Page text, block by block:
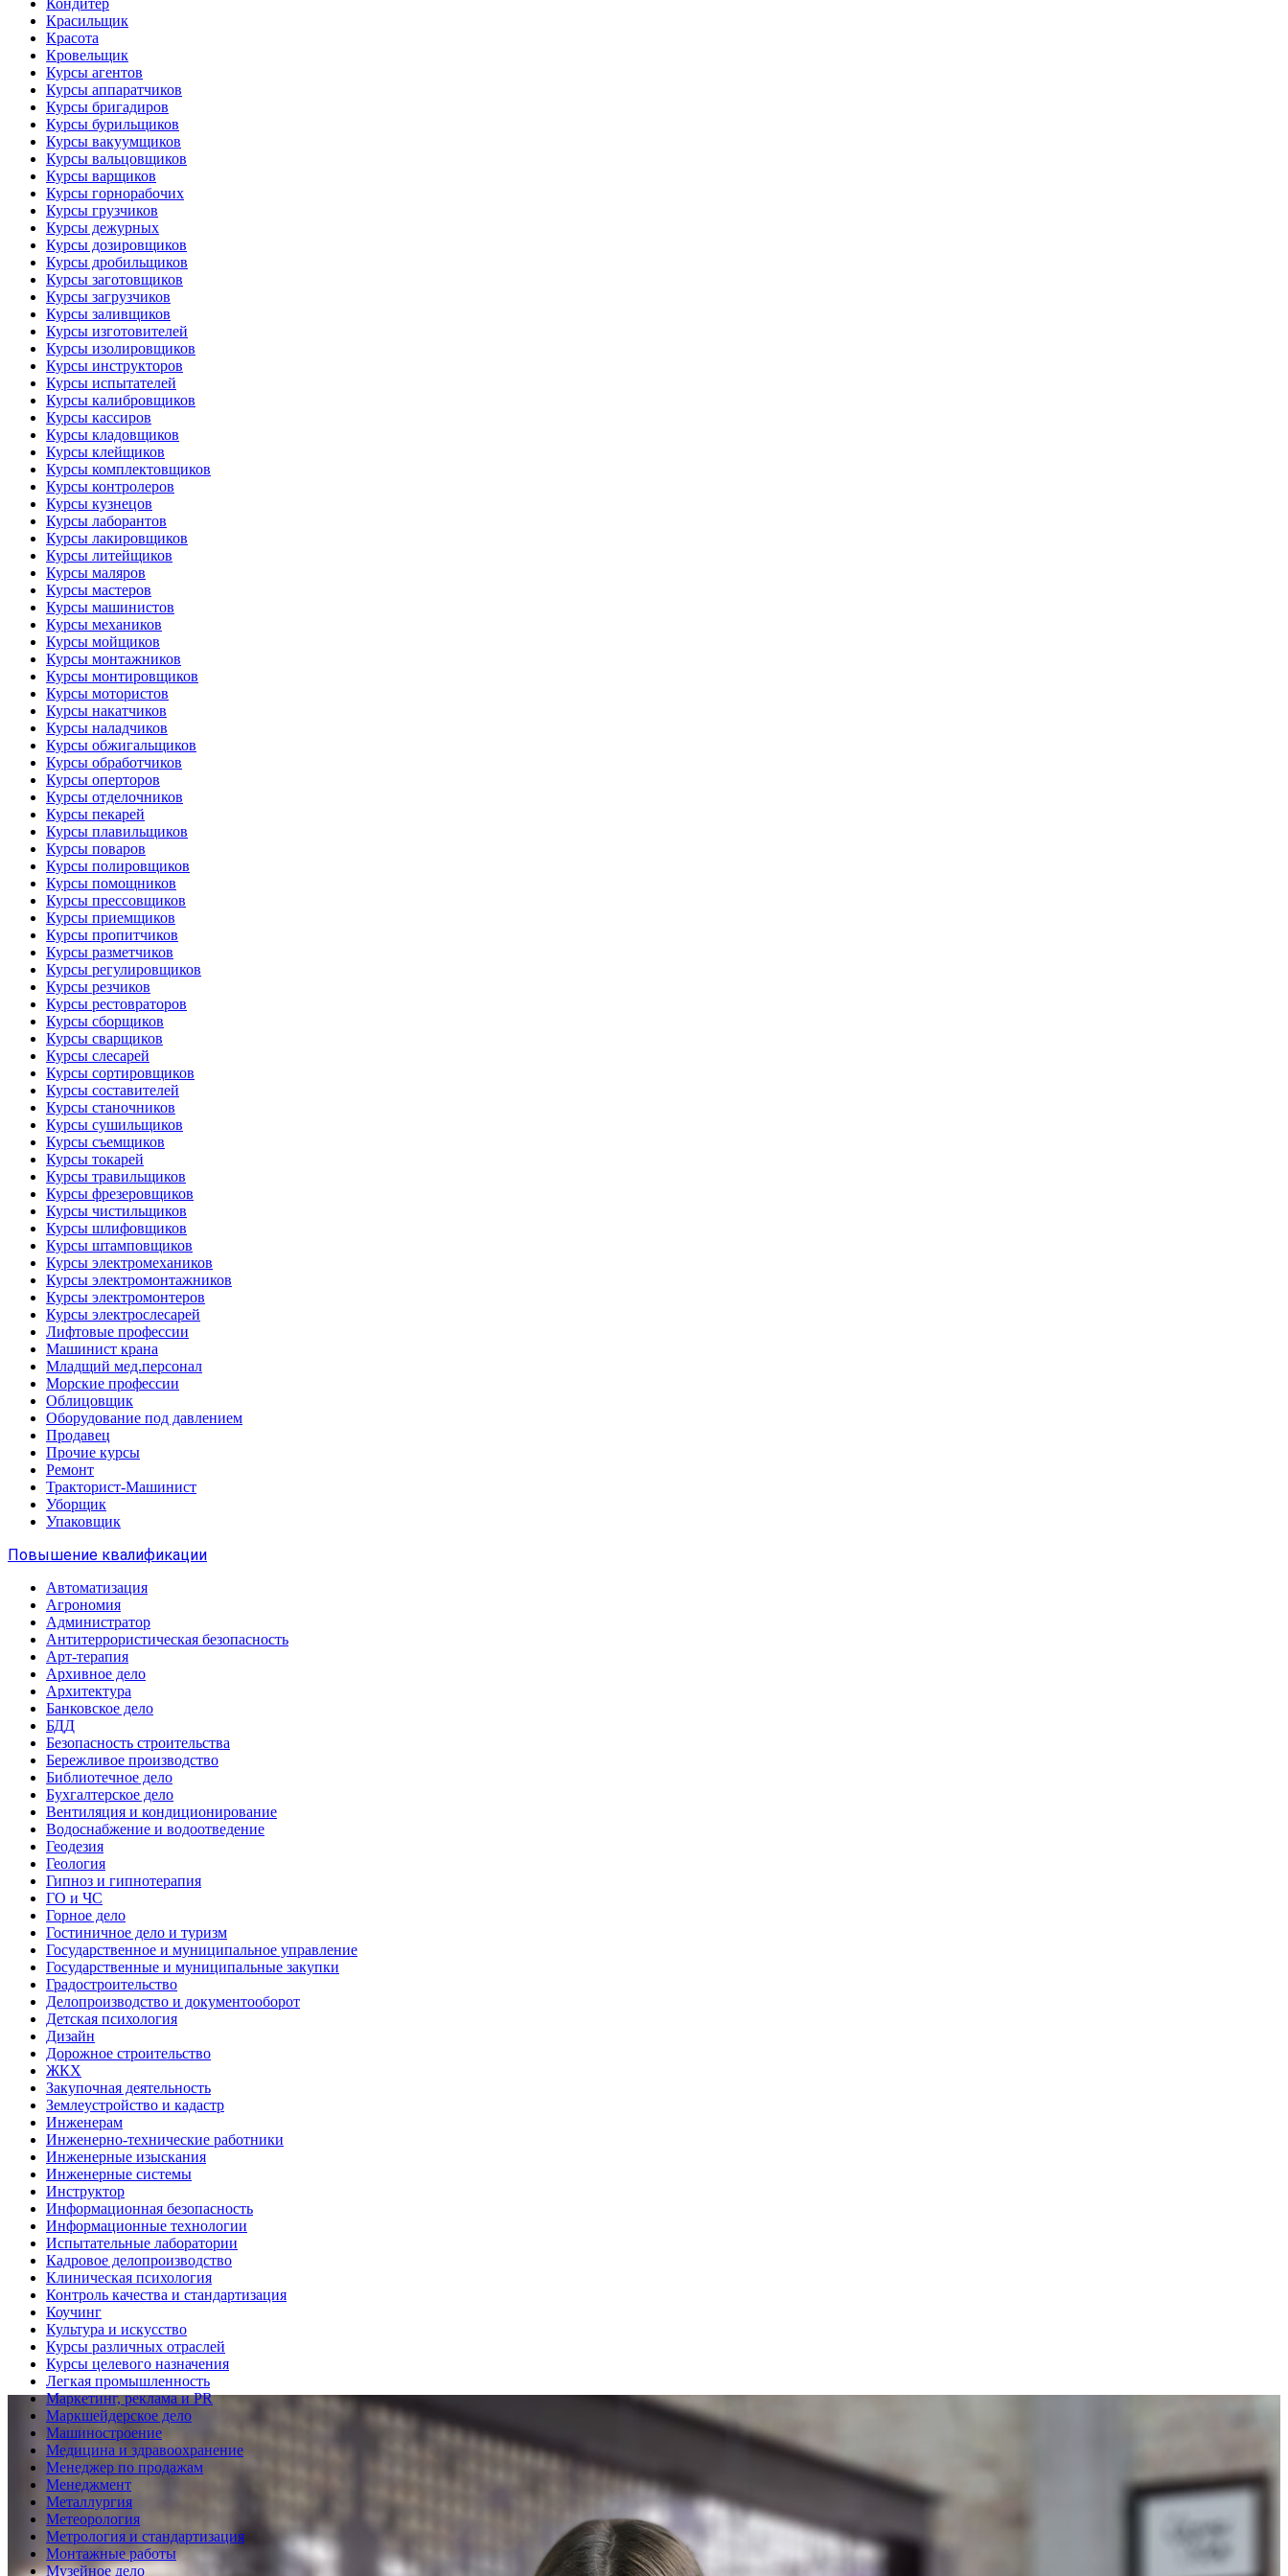
Кондитер
Красильщик
Красота
Кровельщик
Курсы агентов
Курсы аппаратчиков
Курсы бригадиров
Курсы бурильщиков
Курсы вакуумщиков
Курсы вальцовщиков
Курсы варщиков
Курсы горнорабочих
Курсы грузчиков
Курсы дежурных
Курсы дозировщиков
Курсы дробильщиков
Курсы заготовщиков
Курсы загрузчиков
Курсы заливщиков
Курсы изготовителей
Курсы изолировщиков
Курсы инструкторов
Курсы испытателей
Курсы калибровщиков
Курсы кассиров
Курсы кладовщиков
Курсы клейщиков
Курсы комплектовщиков
Курсы контролеров
Курсы кузнецов
Курсы лаборантов
Курсы лакировщиков
Курсы литейщиков
Курсы маляров
Курсы мастеров
Курсы машинистов
Курсы механиков
Курсы мойщиков
Курсы монтажников
Курсы монтировщиков
Курсы мотористов
Курсы накатчиков
Курсы наладчиков
Курсы обжигальщиков
Курсы обработчиков
Курсы оперторов
Курсы отделочников
Курсы пекарей
Курсы плавильщиков
Курсы поваров
Курсы полировщиков
Курсы помощников
Курсы прессовщиков
Курсы приемщиков
Курсы пропитчиков
Курсы разметчиков
Курсы регулировщиков
Курсы резчиков
Курсы рестовраторов
Курсы сборщиков
Курсы сварщиков
Курсы слесарей
Курсы сортировщиков
Курсы составителей
Курсы станочников
Курсы сушильщиков
Курсы съемщиков
Курсы токарей
Курсы травильщиков
Курсы фрезеровщиков
Курсы чистильщиков
Курсы шлифовщиков
Курсы штамповщиков
Курсы электромехаников
Курсы электромонтажников
Курсы электромонтеров
Курсы электрослесарей
Лифтовые профессии
Машинист крана
Младщий мед.персонал
Морские профессии
Облицовщик
Оборудование под давлением
Продавец
Прочие курсы
Ремонт
Тракторист-Машинист
Уборщик
Упаковщик
Повышение квалификации
Автоматизация
Агрономия
Администратор
Антитеррористическая безопасность
Арт-терапия
Архивное дело
Архитектура
Банковское дело
БДД
Безопасность строительства
Бережливое производство
Библиотечное дело
Бухгалтерское дело
Вентиляция и кондиционирование
Водоснабжение и водоотведение
Геодезия
Геология
Гипноз и гипнотерапия
ГО и ЧС
Горное дело
Гостиничное дело и туризм
Государственное и муниципальное управление
Государственные и муниципальные закупки
Градостроительство
Делопроизводство и документооборот
Детская психология
Дизайн
Дорожное строительство
ЖКХ
Закупочная деятельность
Землеустройство и кадастр
Инженерам
Инженерно-технические работники
Инженерные изыскания
Инженерные системы
Инструктор
Информационная безопасность
Информационные технологии
Испытательные лаборатории
Кадровое делопроизводство
Клиническая психология
Контроль качества и стандартизация
Коучинг
Культура и искусство
Курсы различных отраслей
Курсы целевого назначения
Легкая промышленность
Маркетинг, реклама и PR
Маркшейдерское дело
Машиностроение
Медицина и здравоохранение
Менеджер по продажам
Менеджмент
Металлургия
Метеорология
Метрология и стандартизация
Монтажные работы
Музейное дело